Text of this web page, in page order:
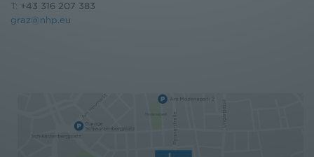
T: +43 316 207 383
graz@nhp.eu